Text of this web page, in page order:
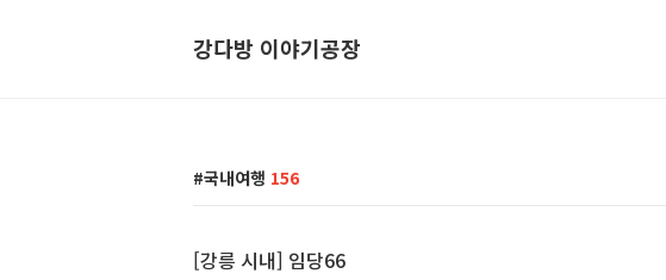
강다방 이야기공장
국내여행 156
[강릉 시내] 임당66